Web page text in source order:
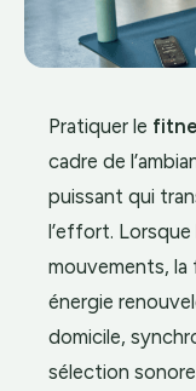
Pratiquer le
cadre de
puissant qui
l’effort. Lorsque
mouvements, la
énergie
domicile,
sélection